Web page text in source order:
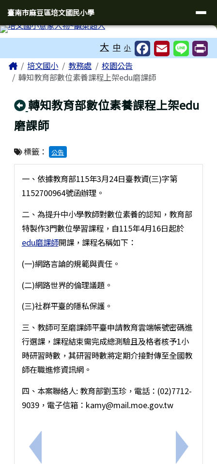
臺南市麻豆區培文國民小學
導覽列
臺南市麻豆區培文國民小學
大 中 小
主內容區域
Home培文國小 教務處
校園公告
轉知教育部數位素養課程上架edu磨課師
回上頁
轉知教育部數位素養課程上架edu
磨課師
標籤： 公告
上一筆：轉知因材網數學素養團隊辦理「B4各領域/
一、依據教育部115年3月24日臺教資(三)字第
1152700964號函辦理。
二、為提升中小學教師對數位素養的認知，教育部
特製作3門數位學習課程，自115年4月16日起於
edu磨課師開課，課程名稱如下：
(一)網路言論的規範與責任。
(二)網路世界的倫理議題。
(三)社群平臺的隱私保護。
三、教師可至磨課師平臺申請教育雲端帳號密碼進
行選課，課程結束需完成總測驗且及格者核予1小
時研習時數，其研習時數將定期介接對傳至全國教
師在職進修資訊網。
四、本案聯絡人: 教育部劉玉珍，電話：(02)7712-
9039，電子信箱：kamy@mail.moe.gov.tw
下一筆：
頁尾區域